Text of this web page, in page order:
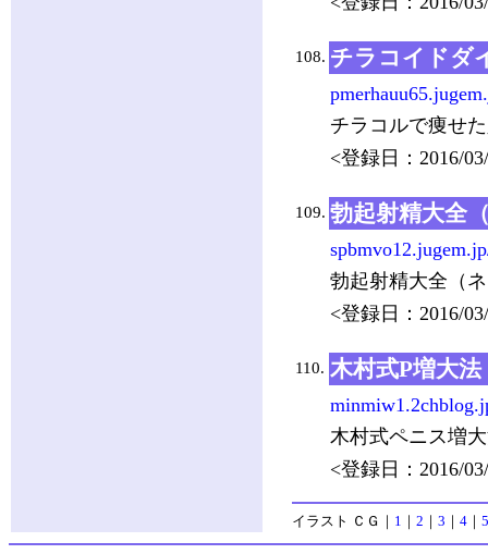
108. チラコイドダ
チラコルで痩せ
<登録日：2016/
109. 勃起射精大全
勃起射精大全（
<登録日：2016/
110. 木村式P増大法
木村式ペニス増
<登録日：2016/
イラスト ＣＧ ｜ 1 ｜ 2 ｜ 3 ｜ 4 ｜ 5